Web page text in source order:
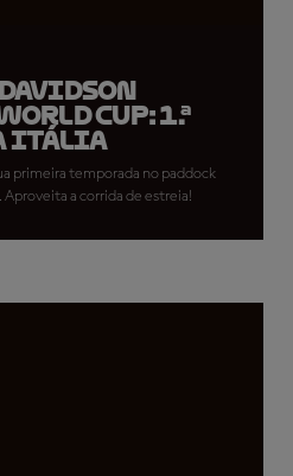
Cup: 1.ª
Itália
a corrida de estreia!